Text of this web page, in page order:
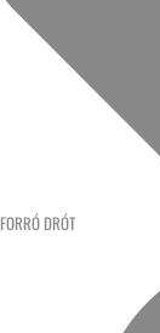
FORRÓ DRÓT